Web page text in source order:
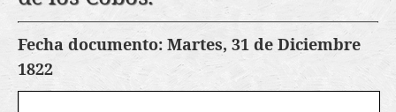
Fecha documento: Martes, 31 de Diciembre
1822